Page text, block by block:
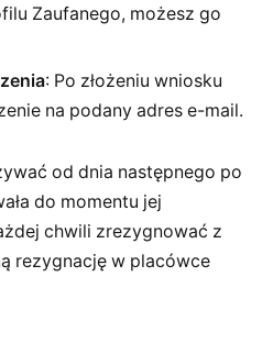
Zaufanego, możesz go
: Po złożeniu wniosku
na podany adres e-mail.
od dnia następnego po
do momentu jej
chwili zrezygnować z
rezygnację w placówce